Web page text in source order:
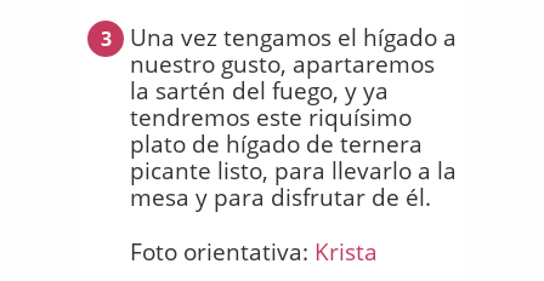
3
Una vez tengamos el hígado a
nuestro gusto, apartaremos
la sartén del fuego, y ya
tendremos este riquísimo
plato de hígado de ternera
picante listo, para llevarlo a la
mesa y para disfrutar de él.
Foto orientativa: Krista